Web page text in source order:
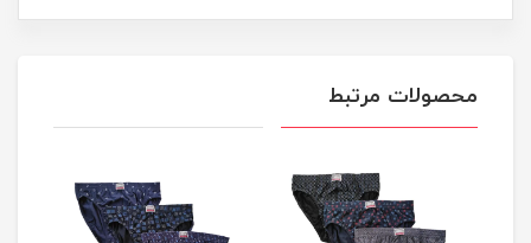
محصولات مرتبط